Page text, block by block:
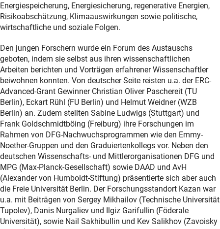
Energiespeicherung, Energiesicherung, regenerative Energien,
Risikoabschätzung, Klimaauswirkungen sowie politische,
wirtschaftliche und soziale Folgen.
Den jungen Forschern wurde ein Forum des Austauschs
geboten, indem sie selbst aus ihren wissenschaftlichen
Arbeiten berichten und Vorträgen erfahrener Wissenschaftler
beiwohnen konnten. Von deutscher Seite reisten u.a. der ERC-
Advanced-Grant Gewinner Christian Oliver Paschereit (TU
Berlin), Eckart Rühl (FU Berlin) und Helmut Weidner (WZB
Berlin) an. Zudem stellten Sabine Ludwigs (Stuttgart) und
Frank Goldschmidtböing (Freiburg) ihre Forschungen im
Rahmen von DFG-Nachwuchsprogrammen wie den Emmy-
Noether-Gruppen und den Graduiertenkollegs vor. Neben den
deutschen Wissenschafts- und Mittlerorganisationen DFG und
MPG (Max-Planck-Gesellschaft) sowie DAAD und AvH
(Alexander von Humboldt-Stiftung) präsentierte sich aber auch
die Freie Universität Berlin. Der Forschungsstandort Kazan war
u.a. mit Beiträgen von Sergey Mikhailov (Technische Universität
Tupolev), Danis Nurgaliev und Ilgiz Garifullin (Föderale
Universität), sowie Nail Sakhibullin und Kev Salikhov (Zavoisky